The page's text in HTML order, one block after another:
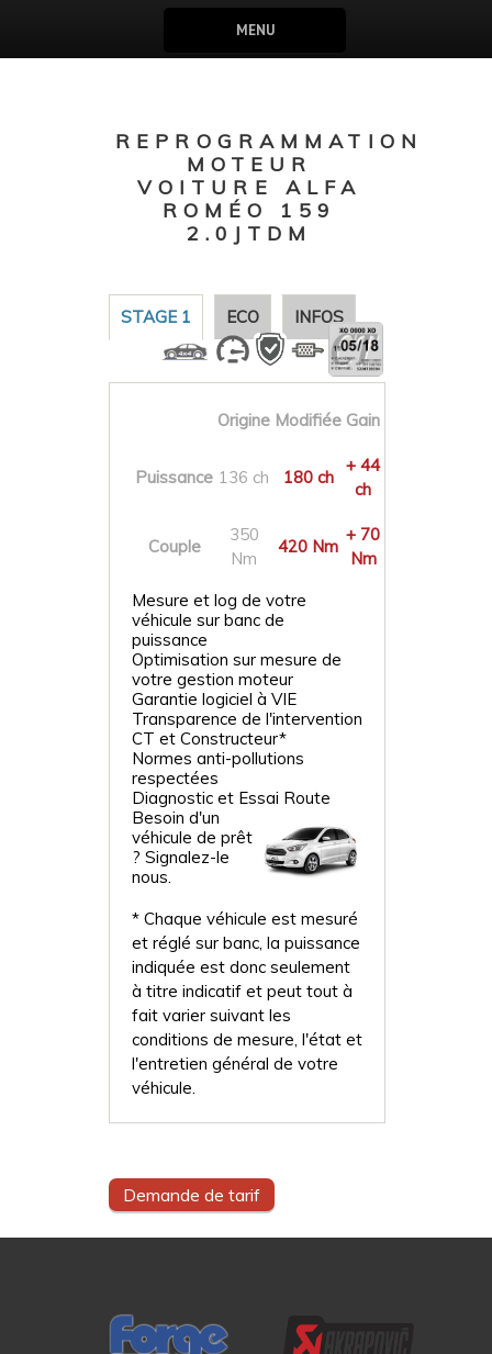
MENU
REPROGRAMMATION
MOTEUR
VOITURE ALFA
ROMÉO 159
2.0JTDM
STAGE 1 ECO INFOS
Origine Modifiée Gain
Puissance 136 ch 180 ch
+ 44
ch
Couple
350
Nm
420 Nm
+ 70
Nm
Mesure et log de votre
véhicule sur banc de
puissance
Optimisation sur mesure de
votre gestion moteur
Garantie logiciel à VIE
Transparence de l'intervention
CT et Constructeur*
Normes anti-pollutions
respectées
Diagnostic et Essai Route
Besoin d'un
véhicule de prêt
? Signalez-le
nous.
* Chaque véhicule est mesuré
et réglé sur banc, la puissance
indiquée est donc seulement
à titre indicatif et peut tout à
fait varier suivant les
conditions de mesure, l'état et
l'entretien général de votre
véhicule.
Demande de tarif